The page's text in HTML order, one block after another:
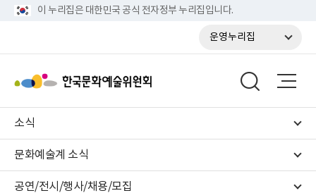
이 누리집은 대한민국 공식 전자정부 누리집입니다.
운영누리집
소식
문화예술계 소식
공연/전시/행사/채용/모집